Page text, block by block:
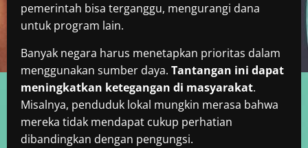
pemerintah bisa terganggu, mengurangi dana
untuk program lain.
Banyak negara harus menetapkan prioritas dalam
menggunakan sumber daya. Tantangan ini dapat
meningkatkan ketegangan di masyarakat.
Misalnya, penduduk lokal mungkin merasa bahwa
mereka tidak mendapat cukup perhatian
dibandingkan dengan pengungsi.